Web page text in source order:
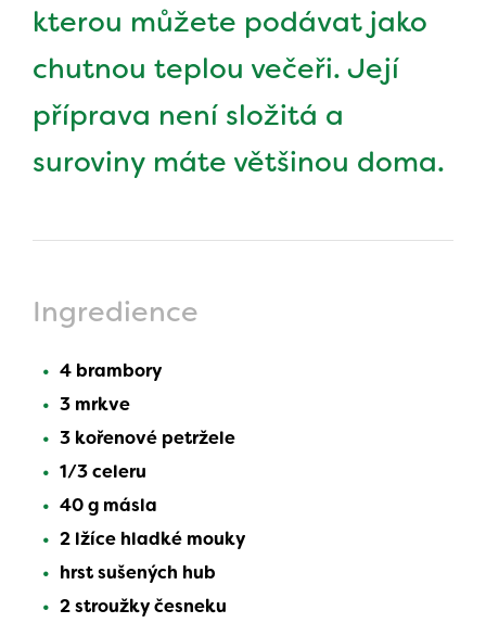
kterou můžete podávat jako
chutnou teplou večeři. Její
příprava není složitá a
suroviny máte většinou doma.
Ingredience
4 brambory
3 mrkve
3 kořenové petržele
1/3 celeru
40 g másla
2 lžíce hladké mouky
hrst sušených hub
2 stroužky česneku